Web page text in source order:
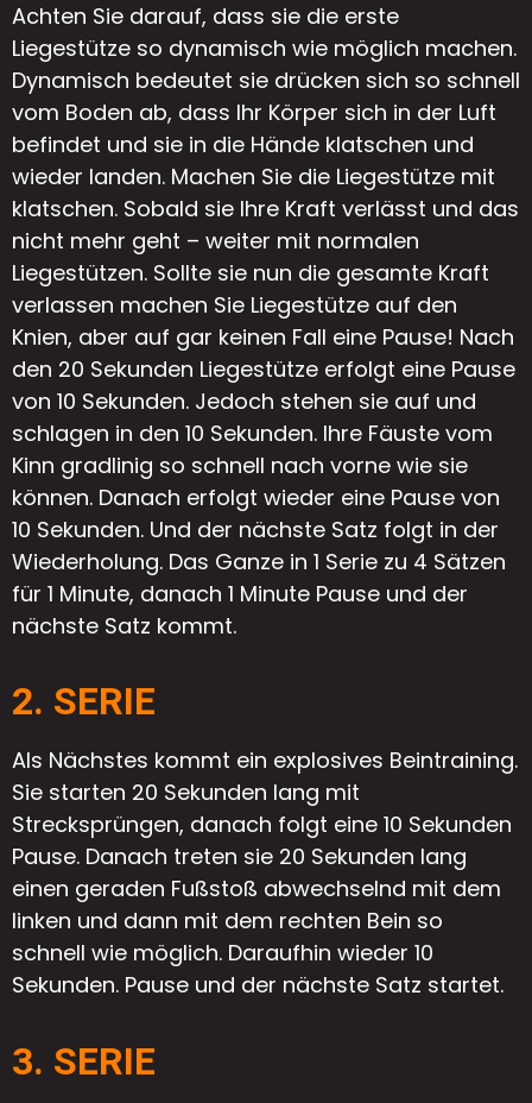
Achten Sie darauf, dass sie die erste
Liegestütze so dynamisch wie möglich machen.
Dynamisch bedeutet sie drücken sich so schnell
vom Boden ab, dass Ihr Körper sich in der Luft
befindet und sie in die Hände klatschen und
wieder landen. Machen Sie die Liegestütze mit
klatschen. Sobald sie Ihre Kraft verlässt und das
nicht mehr geht – weiter mit normalen
Liegestützen. Sollte sie nun die gesamte Kraft
verlassen machen Sie Liegestütze auf den
Knien, aber auf gar keinen Fall eine Pause! Nach
den 20 Sekunden Liegestütze erfolgt eine Pause
von 10 Sekunden. Jedoch stehen sie auf und
schlagen in den 10 Sekunden. Ihre Fäuste vom
Kinn gradlinig so schnell nach vorne wie sie
können. Danach erfolgt wieder eine Pause von
10 Sekunden. Und der nächste Satz folgt in der
Wiederholung. Das Ganze in 1 Serie zu 4 Sätzen
für 1 Minute, danach 1 Minute Pause und der
nächste Satz kommt.
2. SERIE
Als Nächstes kommt ein explosives Beintraining.
Sie starten 20 Sekunden lang mit
Strecksprüngen, danach folgt eine 10 Sekunden
Pause. Danach treten sie 20 Sekunden lang
einen geraden Fußstoß abwechselnd mit dem
linken und dann mit dem rechten Bein so
schnell wie möglich. Daraufhin wieder 10
Sekunden. Pause und der nächste Satz startet.
3. SERIE